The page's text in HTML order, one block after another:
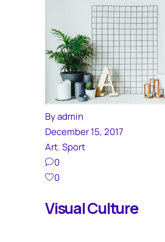
Byadmin
December 15, 2017
Art, Sport
0
0
Visual Culture